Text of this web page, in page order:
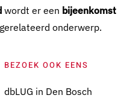
wordt er een bijeenkomst
onderwerp.
BEZOEK OOK EENS
dbLUG in Den Bosch